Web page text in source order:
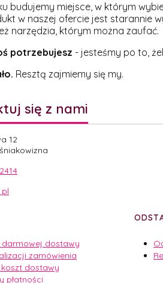
budujemy miejsce, w którym
w naszej ofercie jest starannie
narzędzia, którym można zaufać.
potrzebujesz - jesteśmy po to,
Resztą zajmiemy się my.
się z nami
12
dostawy
zamówienia
dostawy
płatności